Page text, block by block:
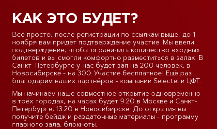
КАК ЭТО БУДЕТ?
Всё просто, после регистрации по ссылкам выше, до 1
ноября вам придёт подтверждение участие. Мы ввели
подтверждение, чтобы ограничить количество входных
билетов и вы смогли комфортно разместиться в залах. В
Санкт-Петербурге у нас будет зал на 200 человек, в
Новосибирске - на 300. Участие бесплатное! Ещё раз
благодарим наших партнёров - компании Selectel и ЦФТ.
Мы начинаем наше совместное открытие одновременно
в трёх городах, на часах будет 9:20 в Москве и Санкт-
Петербурге, 13:20 в Новосибирске. До открытия вы
получите бейдж и раздаточные материалы - программу
главного зала, блокноты.